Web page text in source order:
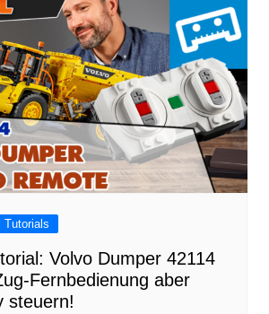
Tutorials
Volvo Dumper 42114
Fernbedienung aber
steuern!